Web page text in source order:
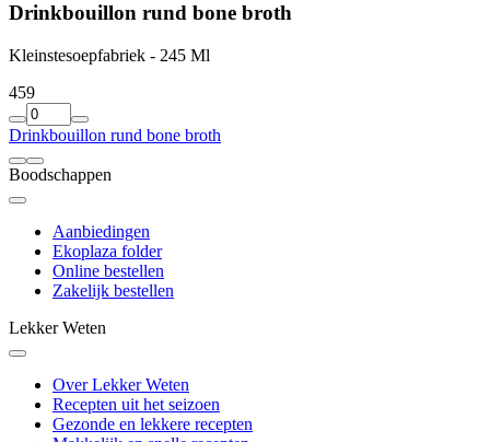
Drinkbouillon rund bone broth
Kleinstesoepfabriek - 245 Ml
459
Drinkbouillon rund bone broth
Boodschappen
Aanbiedingen
Ekoplaza folder
Online bestellen
Zakelijk bestellen
Lekker Weten
Over Lekker Weten
Recepten uit het seizoen
Gezonde en lekkere recepten